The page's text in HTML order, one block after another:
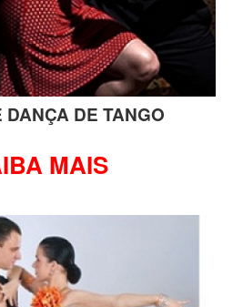
DE TANGO
MAIS